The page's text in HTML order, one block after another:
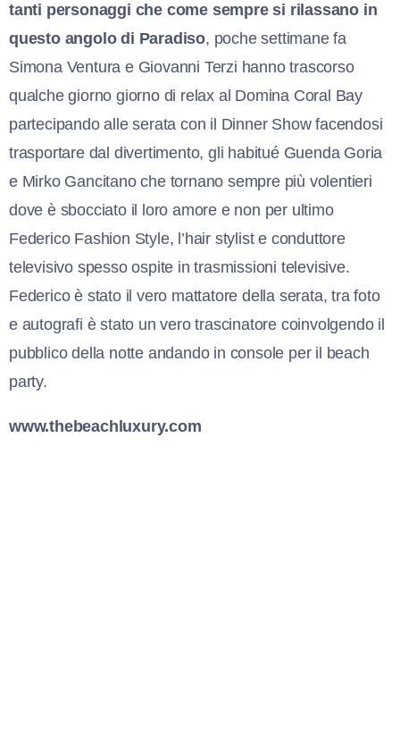
tanti personaggi che come sempre si rilassano in
questo angolo di Paradiso, poche settimane fa
Simona Ventura e Giovanni Terzi hanno trascorso
qualche giorno giorno di relax al Domina Coral Bay
partecipando alle serata con il Dinner Show facendosi
trasportare dal divertimento, gli habitué Guenda Goria
e Mirko Gancitano che tornano sempre più volentieri
dove è sbocciato il loro amore e non per ultimo
Federico Fashion Style, l’hair stylist e conduttore
televisivo spesso ospite in trasmissioni televisive.
Federico è stato il vero mattatore della serata, tra foto
e autografi è stato un vero trascinatore coinvolgendo il
pubblico della notte andando in console per il beach
party.
www.thebeachluxury.com